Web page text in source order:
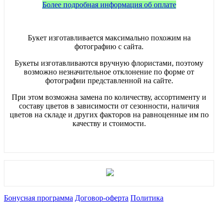
Более подробная информация об оплате
Букет изготавливается максимально похожим на
фотографию с сайта.
Букеты изготавливаются вручную флористами, поэтому
возможно незначительное отклонение по форме от
фотографии представленной на сайте.
При этом возможна замена по количеству, ассортименту и
составу цветов в зависимости от сезонности, наличия
цветов на складе и других факторов на равноценные им по
качеству и стоимости.
Бонусная программа Договор-оферта Политика